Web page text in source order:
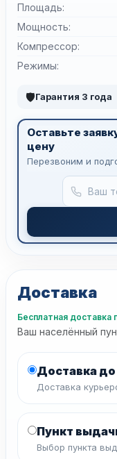
Площадь:
Мощность:
Компрессор:
Режимы:
🛡Гарантия 3 года
Оставьте
цену
Перезвоним и
Доставка
Бесплатная доставка
Ваш населённый
Доставка
Доставка
Пункт
Выбор пункта